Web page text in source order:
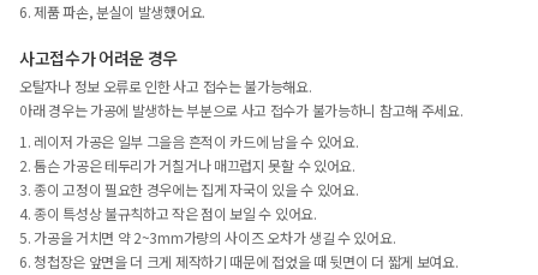
6. 제품 파손, 분실이 발생했어요.
사고접수가 어려운 경우
오탈자나 정보 오류로 인한 사고 접수는 불가능해요.
아래 경우는 가공에 발생하는 부분으로 사고 접수가 불가능하니 참고해 주세요.
1. 레이저 가공은 일부 그을음 흔적이 카드에 남을 수 있어요.
2. 톰슨 가공은 테두리가 거칠거나 매끄럽지 못할 수 있어요.
3. 종이 고정이 필요한 경우에는 집게 자국이 있을 수 있어요.
4. 종이 특성상 불규칙하고 작은 점이 보일 수 있어요.
5. 가공을 거치면 약 2~3mm가량의 사이즈 오차가 생길 수 있어요.
6. 청첩장은 앞면을 더 크게 제작하기 때문에 접었을 때 뒷면이 더 짧게 보여요.